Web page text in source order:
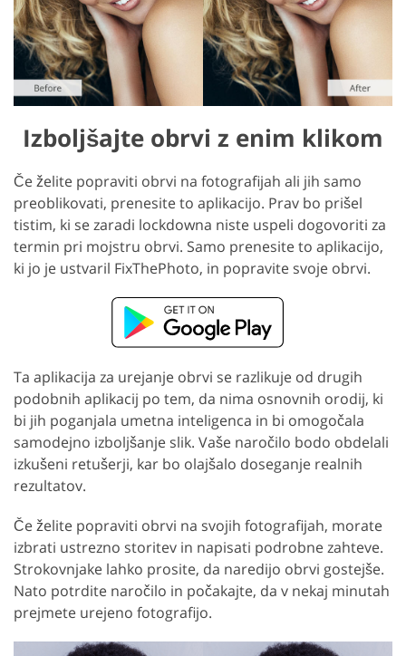
Izboljšajte obrvi z enim klikom
Če želite popraviti obrvi na fotografijah ali jih samo
preoblikovati, prenesite to aplikacijo. Prav bo prišel
tistim, ki se zaradi lockdowna niste uspeli dogovoriti za
termin pri mojstru obrvi. Samo prenesite to aplikacijo,
ki jo je ustvaril FixThePhoto, in popravite svoje obrvi.
Ta aplikacija za urejanje obrvi se razlikuje od drugih
podobnih aplikacij po tem, da nima osnovnih orodij, ki
bi jih poganjala umetna inteligenca in bi omogočala
samodejno izboljšanje slik. Vaše naročilo bodo obdelali
izkušeni retušerji, kar bo olajšalo doseganje realnih
rezultatov.
Če želite popraviti obrvi na svojih fotografijah, morate
izbrati ustrezno storitev in napisati podrobne zahteve.
Strokovnjake lahko prosite, da naredijo obrvi gostejše.
Nato potrdite naročilo in počakajte, da v nekaj minutah
prejmete urejeno fotografijo.